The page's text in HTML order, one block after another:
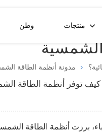
وطن
مدونة أنظمة الطاقة
كيف توفر أنظمة الطاقة
برزت أنظمة الطاقة